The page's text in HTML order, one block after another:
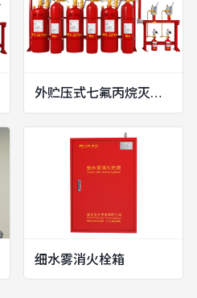
外贮压式七氟丙烷灭火系统（5.6MPa）
细水雾消火栓箱